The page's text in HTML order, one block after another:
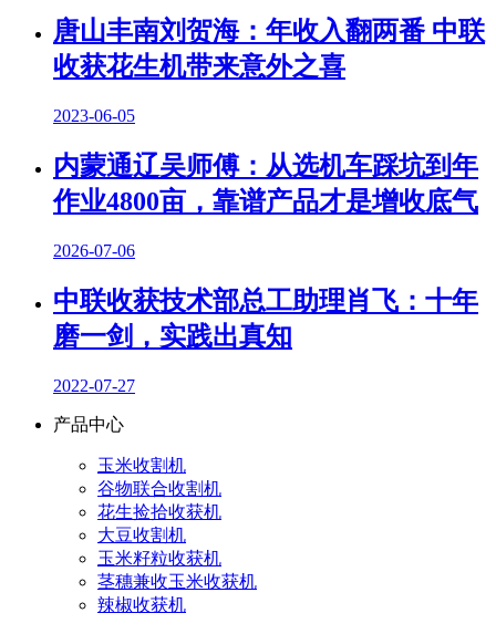
唐山丰南刘贺海：年收入翻两番 中联
收获花生机带来意外之喜
2023-06-05
内蒙通辽吴师傅：从选机车踩坑到年
作业4800亩，靠谱产品才是增收底气
2026-07-06
中联收获技术部总工助理肖飞：十年
磨一剑，实践出真知
2022-07-27
产品中心
玉米收割机
谷物联合收割机
花生捡拾收获机
大豆收割机
玉米籽粒收获机
茎穗兼收玉米收获机
辣椒收获机